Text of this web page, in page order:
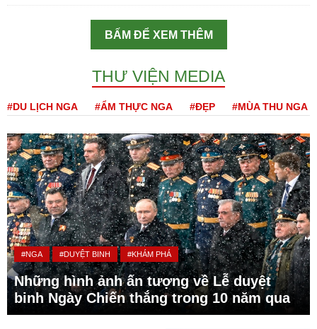
BẤM ĐỂ XEM THÊM
THƯ VIỆN MEDIA
#DU LỊCH NGA #ẨM THỰC NGA #ĐẸP #MÙA THU NGA
#NGA #DUYỆT BINH #KHÁM PHÁ
Những hình ảnh ấn tượng về Lễ duyệt
binh Ngày Chiến thắng trong 10 năm qua